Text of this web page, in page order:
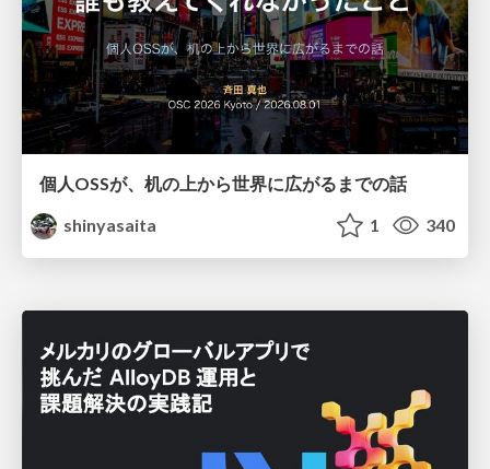
個人OSSが、机の上から世界に広がるまでの話
shinyasaita
1 340